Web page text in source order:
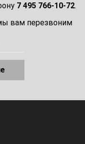
7 495 766-10-72.
вам перезвоним